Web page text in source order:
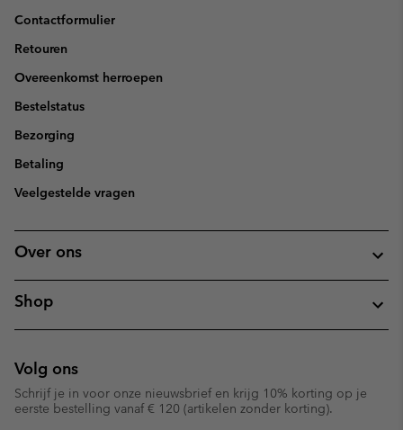
Contactformulier
Retouren
Overeenkomst herroepen
Bestelstatus
Bezorging
Betaling
Veelgestelde vragen
Over ons
Shop
Volg ons
Schrijf je in voor onze nieuwsbrief en krijg 10% korting op je
eerste bestelling vanaf € 120 (artikelen zonder korting).